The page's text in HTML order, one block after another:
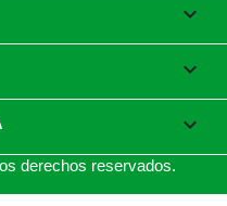


keyboard_arrow_down
derechos reservados.